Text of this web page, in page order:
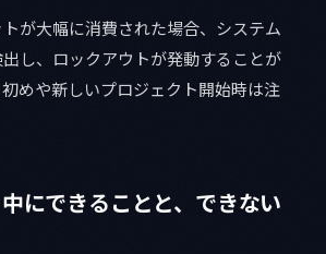
が大幅に消費された場合、システム
し、ロックアウトが発動することが
めや新しいプロジェクト開始時は注
にできることと、できない